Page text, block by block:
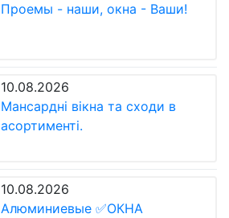
Проемы - наши, окна - Ваши!
10.08.2026
Мансардні вікна та сходи в
асортименті.
10.08.2026
Алюминиевые ✅ОКНА